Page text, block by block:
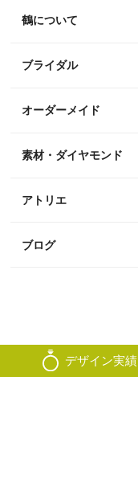
デザイン実績
鶴について
ブライダル
オーダーメイド
素材・ダイヤモンド
アトリエ
ブログ